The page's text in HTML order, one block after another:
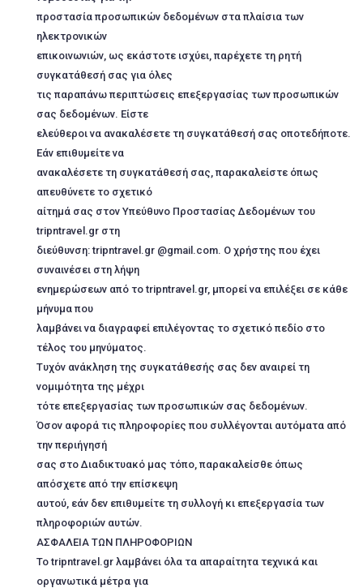
προστασία προσωπικών δεδομένων στα πλαίσια των
ηλεκτρονικών
επικοινωνιών, ως εκάστοτε ισχύει, παρέχετε τη ρητή
συγκατάθεσή σας για όλες
τις παραπάνω περιπτώσεις επεξεργασίας των προσωπικών
σας δεδομένων. Είστε
ελεύθεροι να ανακαλέσετε τη συγκατάθεσή σας οποτεδήποτε.
Εάν επιθυμείτε να
ανακαλέσετε τη συγκατάθεσή σας, παρακαλείστε όπως
απευθύνετε το σχετικό
αίτημά σας στον Υπεύθυνο Προστασίας Δεδομένων του
tripntravel.gr στη
διεύθυνση: tripntravel.gr @gmail.com. Ο χρήστης που έχει
συναινέσει στη λήψη
ενημερώσεων από το tripntravel.gr, μπορεί να επιλέξει σε κάθε
μήνυμα που
λαμβάνει να διαγραφεί επιλέγοντας το σχετικό πεδίο στο
τέλος του μηνύματος.
Tυχόν ανάκληση της συγκατάθεσής σας δεν αναιρεί τη
νομιμότητα της μέχρι
τότε επεξεργασίας των προσωπικών σας δεδομένων.
Όσον αφορά τις πληροφορίες που συλλέγονται αυτόματα από
την περιήγησή
σας στο Διαδικτυακό μας τόπο, παρακαλείσθε όπως
απόσχετε από την επίσκεψη
αυτού, εάν δεν επιθυμείτε τη συλλογή κι επεξεργασία των
πληροφοριών αυτών.
AΣΦΑΛΕΙΑ ΤΩΝ ΠΛΗΡΟΦΟΡΙΩΝ
Το tripntravel.gr λαμβάνει όλα τα απαραίτητα τεχνικά και
οργανωτικά μέτρα για